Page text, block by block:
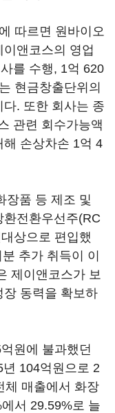
따르면 원바이오
앤코스의 영업
를 수행, 1억 620
현금창출단위의
. 또한 회사는 종
관련 회수가능액
손상차손 1억 4
장품 등 제조 및
전환우선주(RC
상으로 편입했
추가 취득이 이
제이앤코스가 보
동력을 확보하
원에 불과했던
104억원으로 2
체 매출에서 화장
서 29.59%로 늘